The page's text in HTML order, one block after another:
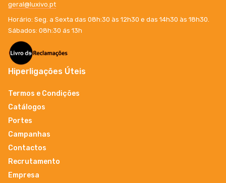
geral@luxivo.pt
Horário: Seg. a Sexta das 08h:30 às 12h30 e das 14h30 às 18h30.
Sábados: 08h:30 ás 13h
Hiperligações Úteis
Termos e Condições
Catálogos
Portes
Campanhas
Contactos
Recrutamento
Empresa